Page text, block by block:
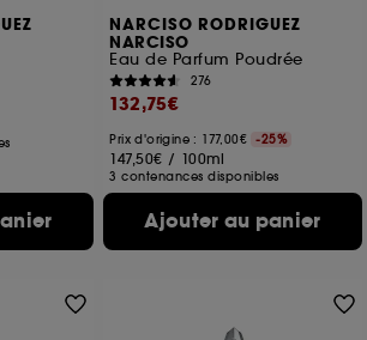
NARCISO RODRIGUEZ
NARCISO
Eau de Parfum Poudrée
276
132,75€
Prix d'origine : 177,00€ -25%
147,50€ / 100ml
3 contenances disponibles
Ajouter au panier